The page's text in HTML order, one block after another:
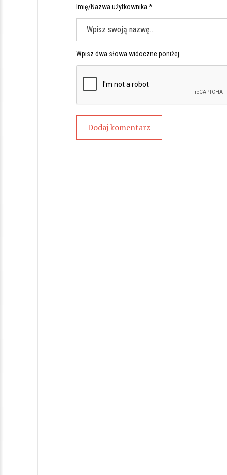
Imię/Nazwa użytkownika *
Wpisz dwa słowa widoczne poniżej